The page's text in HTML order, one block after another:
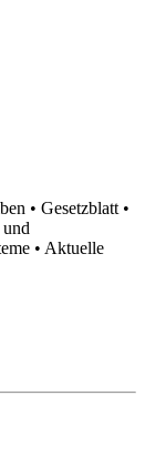
• Gesetzblatt •
und
• Aktuelle